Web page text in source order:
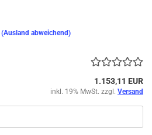
(Ausland abweichend)
1.153,11 EUR
inkl. 19% MwSt. zzgl. Versand